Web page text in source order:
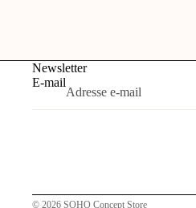
Newsletter
E-mail
© 2026 SOHO Concept Store